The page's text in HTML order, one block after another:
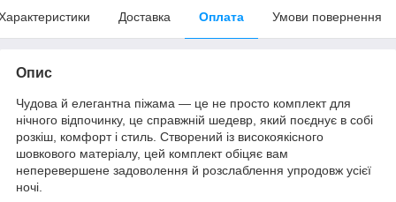
Доставка Оплата Умови повернення
Опис
Чудова й елегантна піжама — це не просто комплект для
нічного відпочинку, це справжній шедевр, який поєднує в собі
розкіш, комфорт і стиль. Створений із високоякісного
шовкового матеріалу, цей комплект обіцяє вам
неперевершене задоволення й розслаблення упродовж усієї
ночі.